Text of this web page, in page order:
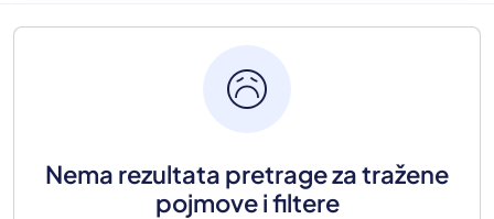
sentiment_sad
Nema rezultata pretrage za tražene
pojmove i filtere